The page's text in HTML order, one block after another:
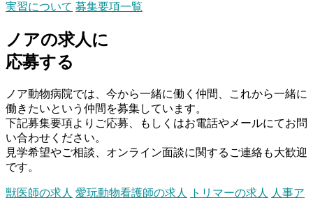
実習について 募集要項一覧
ノアの求人に
応募する
ノア動物病院では、今から一緒に働く仲間、これから一緒に
働きたいという仲間を募集しています。
下記募集要項よりご応募、もしくはお電話やメールにてお問
い合わせください。
見学希望やご相談、オンライン面談に関するご連絡も大歓迎
です。
獣医師の求人 愛玩動物看護師の求人 トリマーの求人
人事ア